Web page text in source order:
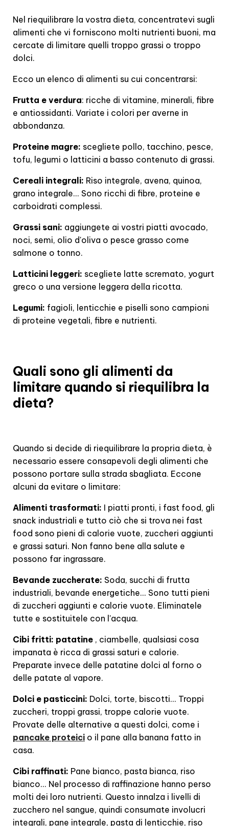
Nel riequilibrare la vostra dieta, concentratevi sugli
alimenti che vi forniscono molti nutrienti buoni, ma
cercate di limitare quelli troppo grassi o troppo
dolci.
Ecco un elenco di alimenti su cui concentrarsi:
Frutta e verdura: ricche di vitamine, minerali, fibre
e antiossidanti. Variate i colori per averne in
abbondanza.
Proteine magre: scegliete pollo, tacchino, pesce,
tofu, legumi o latticini a basso contenuto di grassi.
Cereali integrali: Riso integrale, avena, quinoa,
grano integrale... Sono ricchi di fibre, proteine e
carboidrati complessi.
Grassi sani: aggiungete ai vostri piatti avocado,
noci, semi, olio d'oliva o pesce grasso come
salmone o tonno.
Latticini leggeri: scegliete latte scremato, yogurt
greco o una versione leggera della ricotta.
Legumi: fagioli, lenticchie e piselli sono campioni
di proteine vegetali, fibre e nutrienti.
Quali sono gli alimenti da
limitare quando si riequilibra la
dieta?
Quando si decide di riequilibrare la propria dieta, è
necessario essere consapevoli degli alimenti che
possono portare sulla strada sbagliata. Eccone
alcuni da evitare o limitare:
Alimenti trasformati: I piatti pronti, i fast food, gli
snack industriali e tutto ciò che si trova nei fast
food sono pieni di calorie vuote, zuccheri aggiunti
e grassi saturi. Non fanno bene alla salute e
possono far ingrassare.
Bevande zuccherate: Soda, succhi di frutta
industriali, bevande energetiche... Sono tutti pieni
di zuccheri aggiunti e calorie vuote. Eliminatele
tutte e sostituitele con l'acqua.
Cibi fritti: patatine , ciambelle, qualsiasi cosa
impanata è ricca di grassi saturi e calorie.
Preparate invece delle patatine dolci al forno o
delle patate al vapore.
Dolci e pasticcini: Dolci, torte, biscotti... Troppi
zuccheri, troppi grassi, troppe calorie vuote.
Provate delle alternative a questi dolci, come i
pancake proteici o il pane alla banana fatto in
casa.
Cibi raffinati: Pane bianco, pasta bianca, riso
bianco... Nel processo di raffinazione hanno perso
molti dei loro nutrienti. Questo innalza i livelli di
zucchero nel sangue, quindi consumate involucri
integrali, pane integrale, pasta di lenticchie, riso